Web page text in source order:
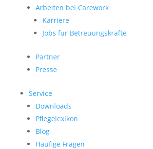
Arbeiten bei Carework
Karriere
Jobs für Betreuungskräfte
Partner
Presse
Service
Downloads
Pflegelexikon
Blog
Häufige Fragen